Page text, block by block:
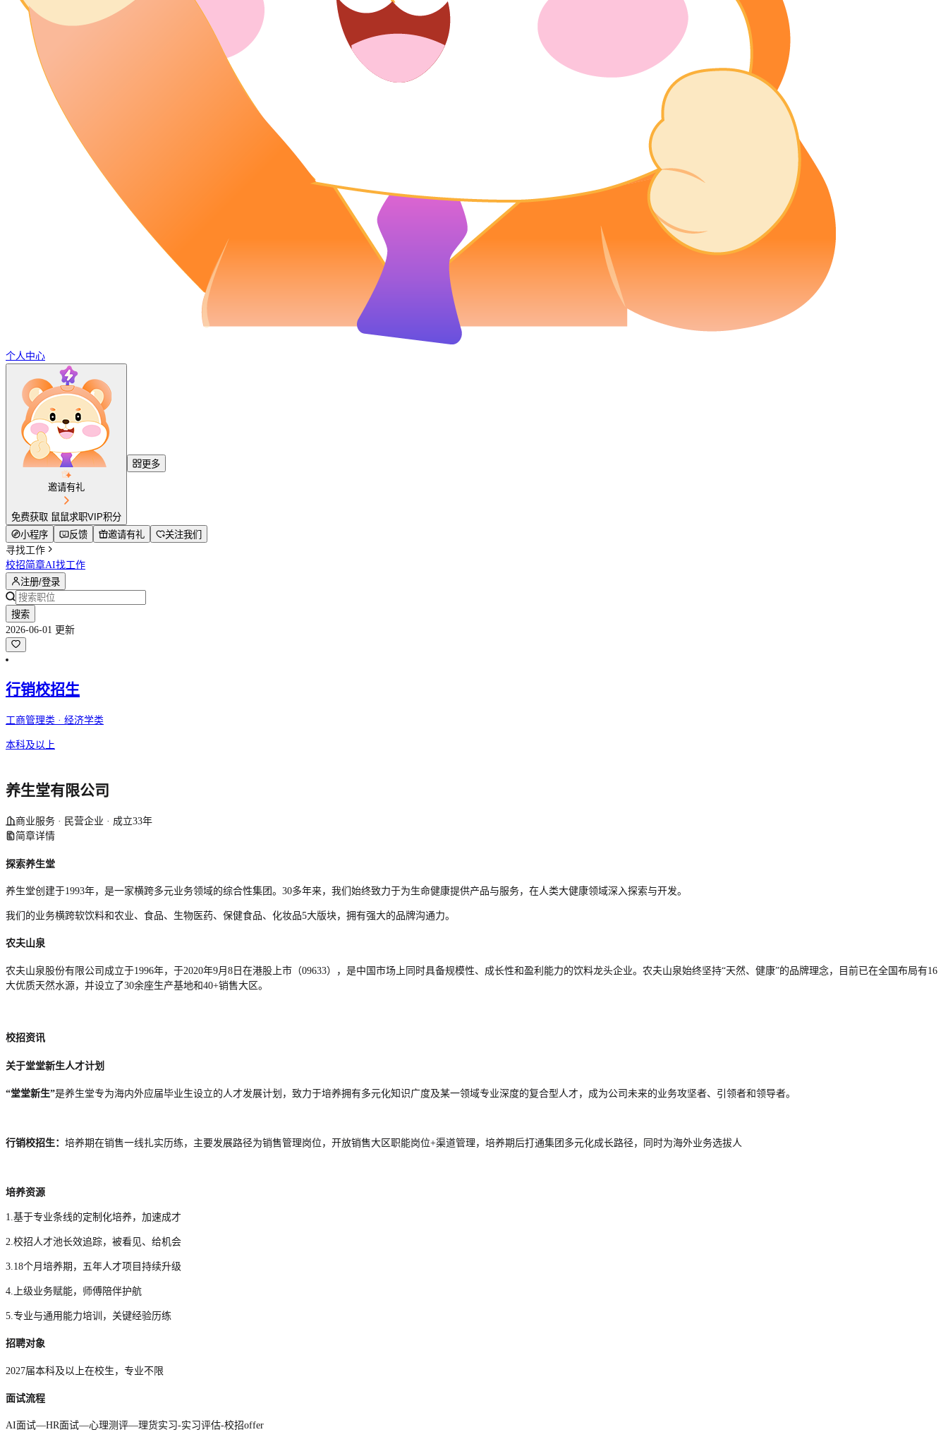
个人中心
邀请有礼
免费获取 鼠鼠求职VIP积分
更多
小程序 反馈 邀请有礼
关注我们
寻找工作
校招简章AI找工作
注册/登录
搜索
2026-06-01 更新
行销校招生
工商管理类 · 经济学类
本科及以上
养生堂有限公司
商业服务 · 民营企业 · 成立33年
简章详情
探索养生堂
养生堂创建于1993年，是一家横跨多元业务领域的综合性集团。30多年来，我们始终致力于为生命健康提供产品与服务，在人类大健康领域深入探索与开发。
我们的业务横跨软饮料和农业、食品、生物医药、保健食品、化妆品5大版块，拥有强大的品牌沟通力。
农夫山泉
农夫山泉股份有限公司成立于1996年，于2020年9月8日在港股上市（09633），是中国市场上同时具备规模性、成长性和盈利能力的饮料龙头企业。农夫山泉始终坚持“天然、健康”的品牌理念，目前已在全国布局有16
大优质天然水源，并设立了30余座生产基地和40+销售大区。
校招资讯
关于堂堂新生人才计划
“堂堂新生”是养生堂专为海内外应届毕业生设立的人才发展计划，致力于培养拥有多元化知识广度及某一领域专业深度的复合型人才，成为公司未来的业务攻坚者、引领者和领导者。
行销校招生： 培养期在销售一线扎实历练，主要发展路径为销售管理岗位，开放销售大区职能岗位+渠道管理，培养期后打通集团多元化成长路径，同时为海外业务选拔人
培养资源
1.基于专业条线的定制化培养，加速成才
2.校招人才池长效追踪，被看见、给机会
3.18个月培养期，五年人才项目持续升级
4.上级业务赋能，师傅陪伴护航
5.专业与通用能力培训，关键经验历练
招聘对象
2027届本科及以上在校生，专业不限
面试流程
AI面试—HR面试—心理测评—理货实习-实习评估-校招offer